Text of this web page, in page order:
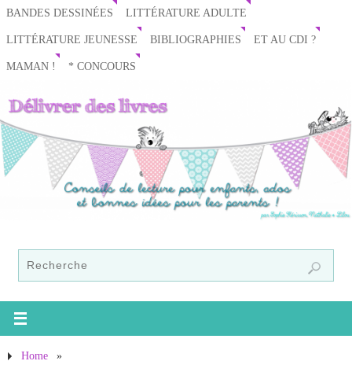
BANDES DESSINÉES LITTÉRATURE ADULTE
LITTÉRATURE JEUNESSE BIBLIOGRAPHIES ET AU CDI ?
MAMAN ! * CONCOURS
Home »